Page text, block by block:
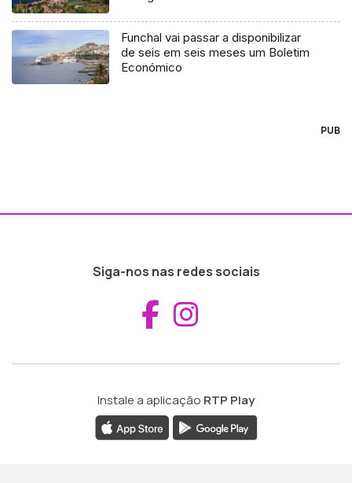
Funchal vai passar a disponibilizar
de seis em seis meses um Boletim
Económico
PUB
Siga-nos nas redes sociais
Aceder ao
Instale a aplicação RTP Play